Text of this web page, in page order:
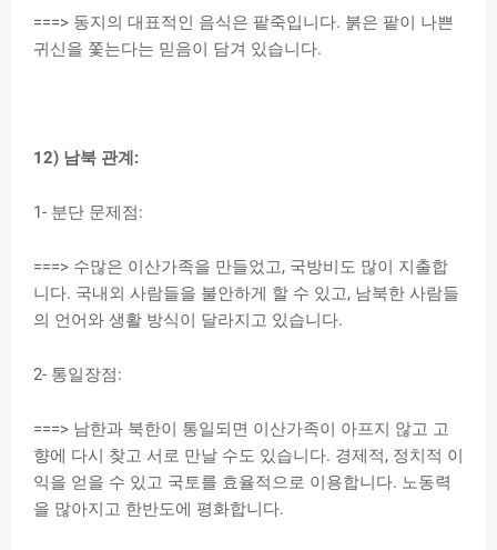
===> 동지의 대표적인 음식은 팥죽입니다. 붉은 팥이 나쁜
귀신을 쫓는다는 믿음이 담겨 있습니다.
12) 남북 관계:
1- 분단 문제점:
===> 수많은 이산가족을 만들었고, 국방비도 많이 지출합
니다. 국내외 사람들을 불안하게 할 수 있고, 남북한 사람들
의 언어와 생활 방식이 달라지고 있습니다.
2- 통일장점:
===> 남한과 북한이 통일되면 이산가족이 아프지 않고 고
향에 다시 찾고 서로 만날 수도 있습니다. 경제적, 정치적 이
익을 얻을 수 있고 국토를 효율적으로 이용합니다. 노동력
을 많아지고 한반도에 평화합니다.